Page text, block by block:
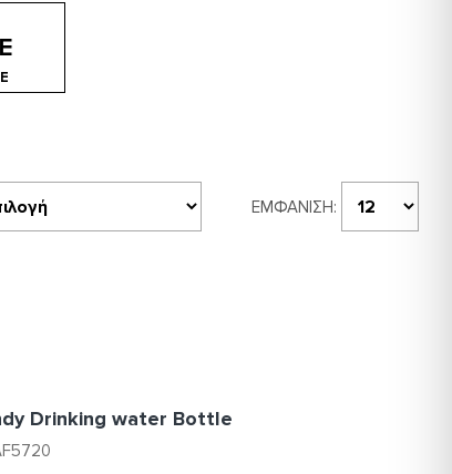
ΕΜΦΆΝΙΣΗ:
Drinking water Bottle